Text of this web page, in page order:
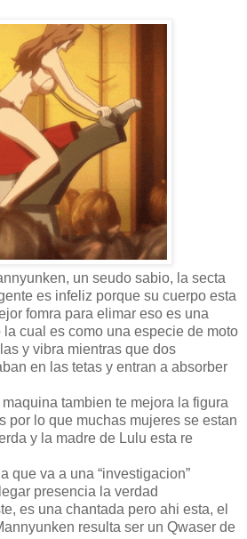
un seudo sabio, la secta
es infeliz porque su cuerpo esta
fomra para elimar eso es una
cual es como una especie de moto
y vibra mientras que dos
en las tetas y entran a absorber
tambien te mejora la figura
por lo que muchas mujeres se estan
y la madre de Lulu esta re
que va a una “investigacion”
presencia la verdad
es una chantada pero ahi esta, el
resulta ser un Qwaser de